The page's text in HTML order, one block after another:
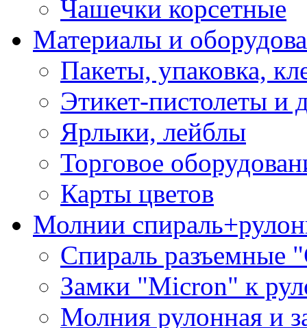
Чашечки корсетные
Материалы и
Пакеты, упаковка,
Этикет-пистолеты и
Ярлыки, лейблы
Торговое
Карты цветов
Молнии
Спираль разъемные
Замки "Micron" к
Молния рулонная и